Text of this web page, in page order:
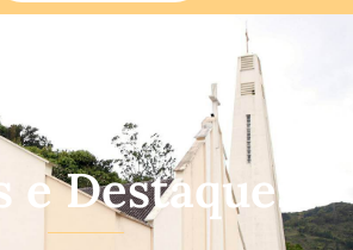
e Destaques